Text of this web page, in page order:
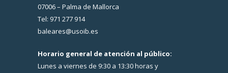
07006 – Palma de Mallorca
Tel: 971 277 914
baleares@usoib.es
Horario general de atención al público:
Lunes a viernes de 9:30 a 13:30 horas y